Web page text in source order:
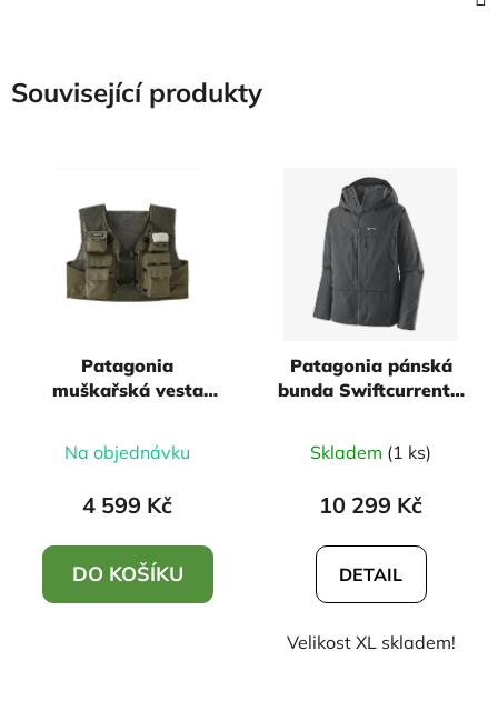
Související produkty
Patagonia
muškařská vesta
XL/XXL
Na objednávku
4 599 Kč
DO KOŠÍKU
Patagonia pánská
bunda Swiftcurrent®
Skladem (1 ks)
10 299 Kč
DETAIL
Velikost XL skladem!